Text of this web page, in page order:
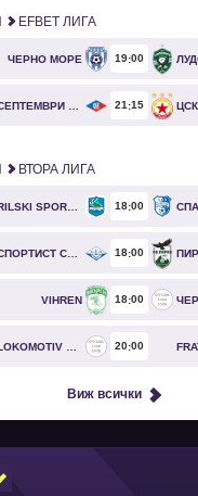
EFBET ЛИГА
ЧЕРНО МОРЕ 19 00
СЕПТЕМВРИ СОФИЯ 21 15
ВТОРА ЛИГА
RILSKI SPORTIST 18 00
СПОРТИСТ СВОГЕ 18 00
VIHREN 18 00
LOKOMOTIV GO 20 00
Виж всички